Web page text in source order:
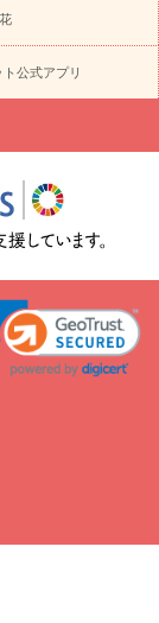
～
お祝い・
円～
お供え・お
るときのマナー・
誕生日のお花を「色
出産祝いお役立ち情
ー総まとめ
職
いの花 選び方ガイ
減 / SDGsを考える
公式アプリ